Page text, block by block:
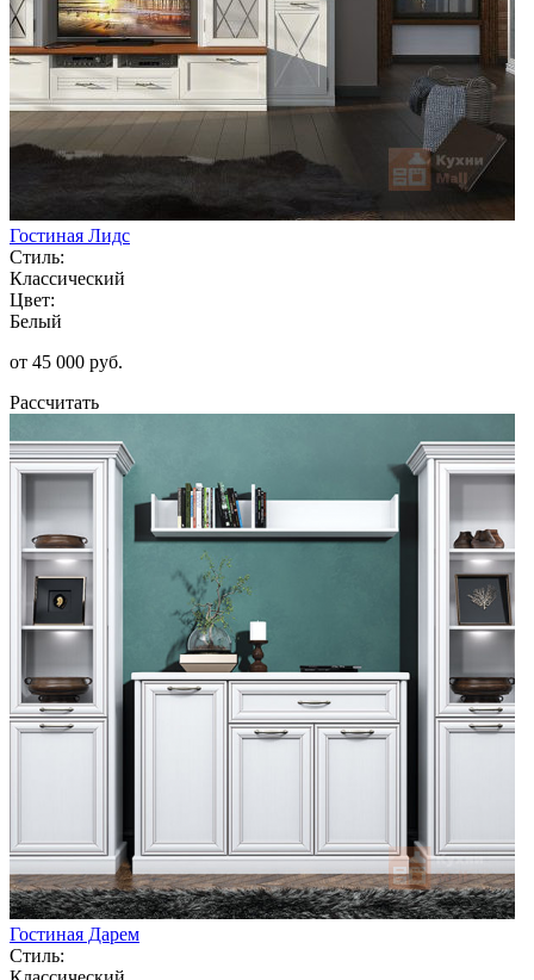
Гостиная Лидс
Стиль:
Классический
Цвет:
Белый
от 45 000 руб.
Рассчитать
Гостиная Дарем
Стиль: